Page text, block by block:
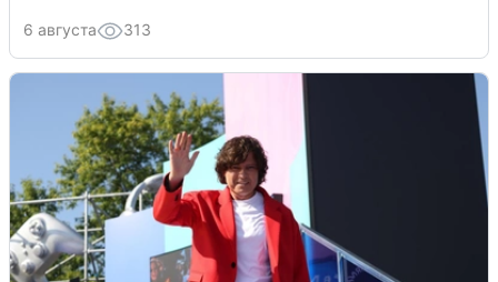
6 августа 313